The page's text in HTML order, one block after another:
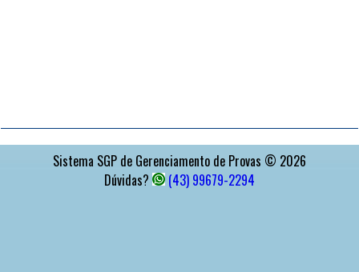
Sistema SGP de Gerenciamento de Provas © 2026
Dúvidas?
(43) 99679-2294